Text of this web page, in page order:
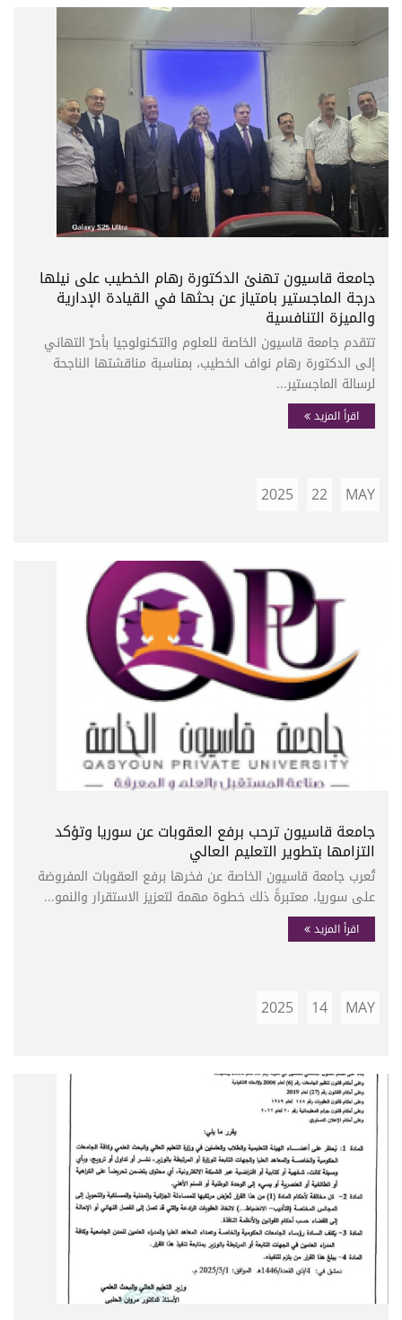
جامعة قاسيون تهنئ الدكتورة رهام الخطيب على نيلها
درجة الماجستير بامتياز عن بحثها في القيادة الإدارية
والميزة التنافسية
تتقدم جامعة قاسيون الخاصة للعلوم والتكنولوجيا بأحرّ التهاني
إلى الدكتورة رهام نواف الخطيب، بمناسبة مناقشتها الناجحة
لرسالة الماجستير...
اقرأ المزيد
MAY
22
2025
جامعة قاسيون ترحب برفع العقوبات عن سوريا وتؤكد
التزامها بتطوير التعليم العالي
تُعرب جامعة قاسيون الخاصة عن فخرها برفع العقوبات المفروضة
على سوريا، معتبرةً ذلك خطوة مهمة لتعزيز الاستقرار والنمو...
اقرأ المزيد
MAY
14
2025